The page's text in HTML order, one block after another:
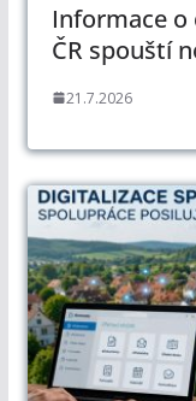
Informace o
ČR spouští
21.7.2026